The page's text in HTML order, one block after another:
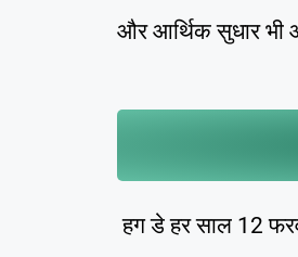
और आर्थिक सुधार
हग डे हर साल 12